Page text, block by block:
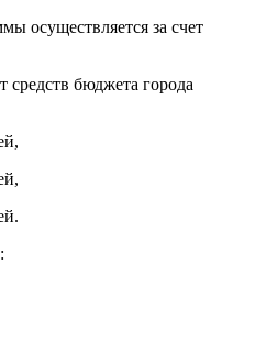
осуществляется за счет
средств бюджета города